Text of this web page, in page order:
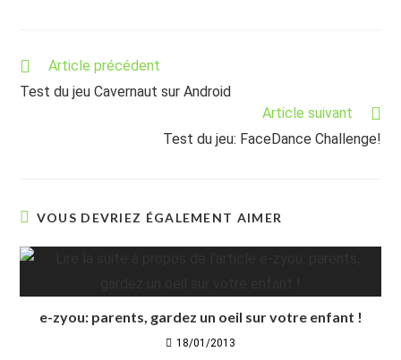
Read
articles
Article précédent
Test du jeu Cavernaut sur Android
Article suivant
Test du jeu: FaceDance Challenge!
VOUS DEVRIEZ ÉGALEMENT AIMER
e-zyou: parents, gardez un oeil sur votre enfant !
18/01/2013